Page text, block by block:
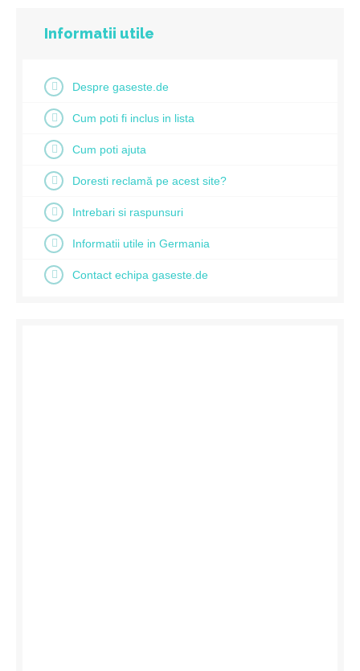
Informatii utile
Despre gaseste.de
Cum poti fi inclus in lista
Cum poti ajuta
Doresti reclamă pe acest site?
Intrebari si raspunsuri
Informatii utile in Germania
Contact echipa gaseste.de